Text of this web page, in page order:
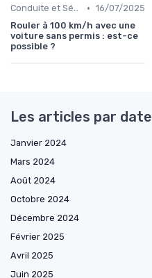
Conduite et Sécurité • 16/07/2025
Rouler à 100 km/h avec une
voiture sans permis : est-ce
possible ?
Les articles par date
Janvier 2024
Mars 2024
Août 2024
Octobre 2024
Décembre 2024
Février 2025
Avril 2025
Juin 2025